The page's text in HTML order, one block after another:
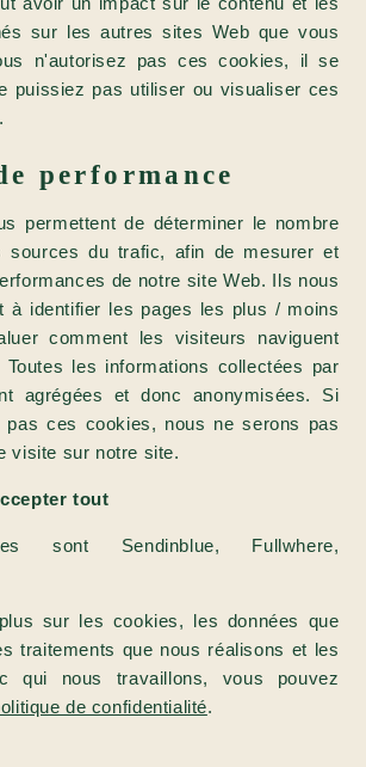
sur les autres sites Web que vous
n'autorisez pas ces cookies, il se
puissiez pas utiliser ou visualiser ces
performance
permettent de déterminer le nombre
sources du trafic, afin de mesurer et
de notre site Web. Ils nous
à identifier les pages les plus / moins
comment les visiteurs naviguent
les informations collectées par
agrégées et donc anonymisées. Si
pas ces cookies, nous ne serons pas
visite sur notre site.
tout
sont Sendinblue, Fullwhere,
sur les cookies, les données que
traitements que nous réalisons et les
qui nous travaillons, vous pouvez
de confidentialité.